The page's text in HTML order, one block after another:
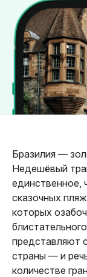
Бразилия —
Недешёвый
единственное,
сказочных
которых
представляют
страны — и
количестве